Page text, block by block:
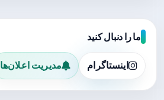
ما را دنبال کنید
اینستاگرام مدیریت اعلان‌ها